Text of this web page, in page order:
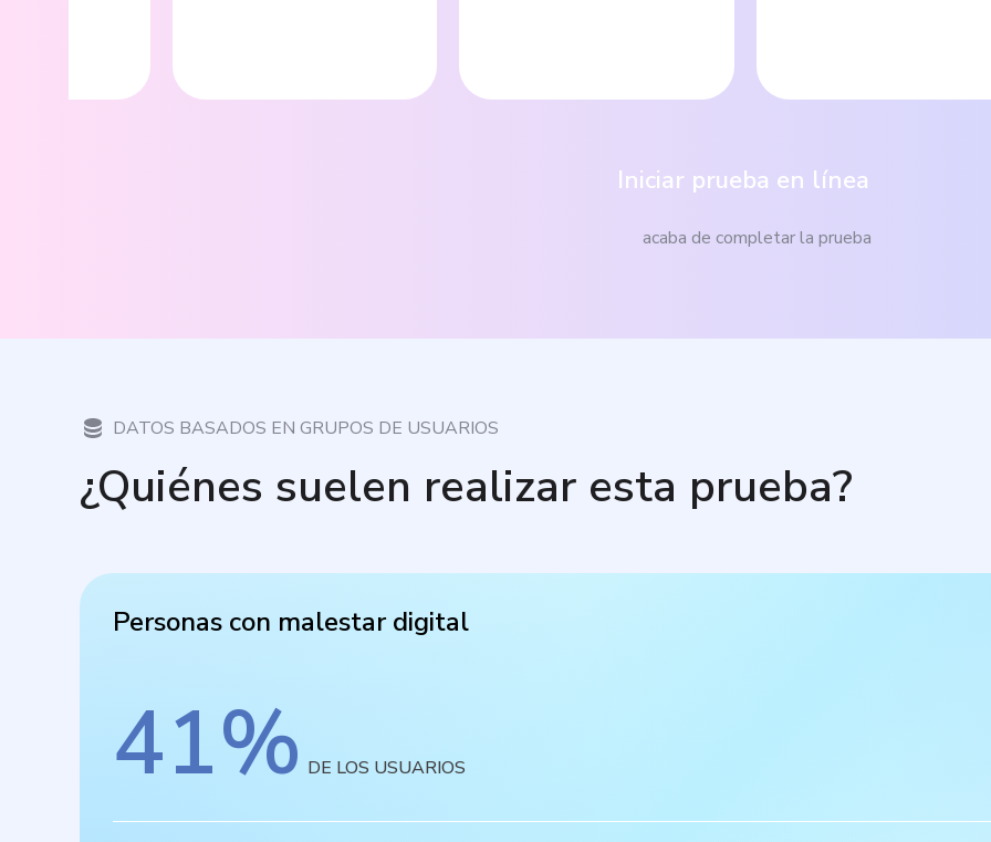
Iniciar prueba en línea
acaba de completar la prueba
DATOS BASADOS EN GRUPOS DE USUARIOS
¿Quiénes suelen realizar esta prueba?
Personas con malestar digital
41% DE LOS USUARIOS